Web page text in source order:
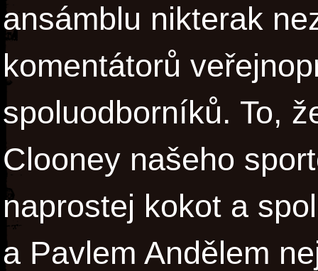
ansámblu nikterak
komentátorů
spoluodborníků. To,
Clooney našeho
naprostej kokot a
a Pavlem Andělem